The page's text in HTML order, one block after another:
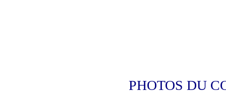
PHOTOS DU